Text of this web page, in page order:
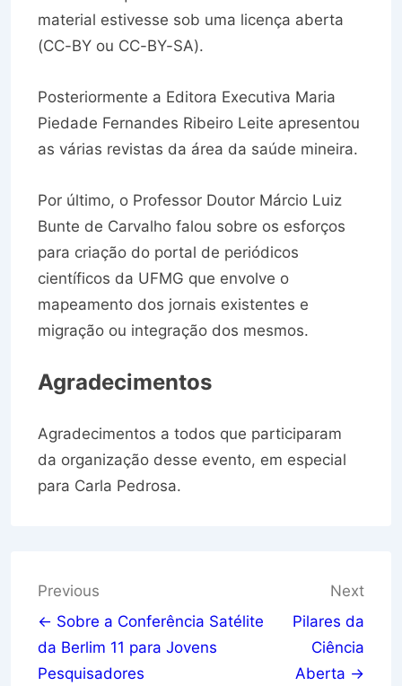
material estivesse sob uma licença aberta
(CC-BY ou CC-BY-SA).
Posteriormente a Editora Executiva Maria
Piedade Fernandes Ribeiro Leite apresentou
as várias revistas da área da saúde mineira.
Por último, o Professor Doutor Márcio Luiz
Bunte de Carvalho falou sobre os esforços
para criação do portal de periódicos
científicos da UFMG que envolve o
mapeamento dos jornais existentes e
migração ou integração dos mesmos.
Agradecimentos
Agradecimentos a todos que participaram
da organização desse evento, em especial
para Carla Pedrosa.
Navegação
de
Post
Previous
← Sobre a Conferência Satélite
da Berlim 11 para Jovens
Pesquisadores
Next
Pilares da
Ciência
Aberta →